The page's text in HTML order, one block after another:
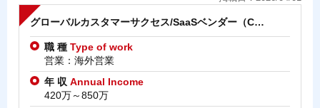
グローバルカスタマーサクセス/SaaSベンダー（C…
職 種 Type of work
営業：海外営業
年 収 Annual Income
420万～850万